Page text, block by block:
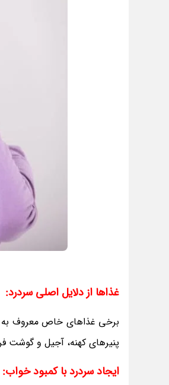
غذاها از دلایل اصلی سردرد:
برخی غذاهای خاص معروف به
پنیرهای کهنه، آجیل و
ایجاد سردرد با کمبود خواب: